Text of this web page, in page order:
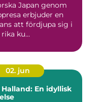
Japan genom
erbjuder en
att fördjupa sig i
ku...
02. jun
En idyllisk